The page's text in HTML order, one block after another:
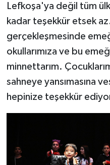
Lefkoşa'ya değil tüm
kadar teşekkür etsek
gerçekleşmesinde
okullarımıza ve bu
minnettarım.
sahneye yansımasına
hepinize teşekkür